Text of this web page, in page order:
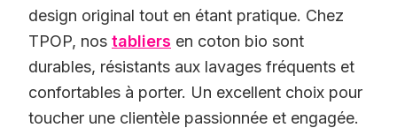
design original tout en étant pratique. Chez
TPOP, nos tabliers en coton bio sont
durables, résistants aux lavages fréquents et
confortables à porter. Un excellent choix pour
toucher une clientèle passionnée et engagée.